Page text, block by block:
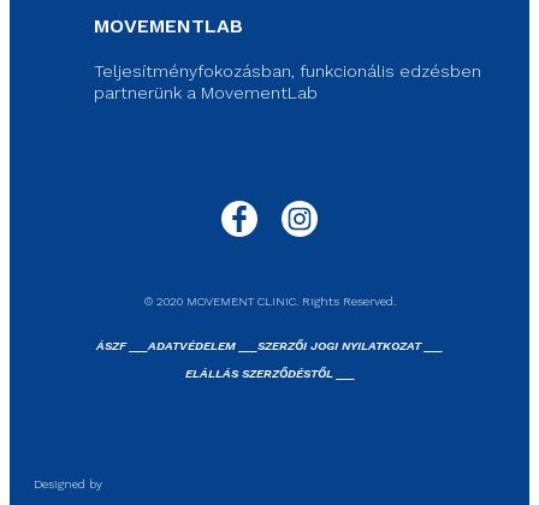
MOVEMENTLAB
Teljesítményfokozásban, funkcionális edzésben
partnerünk a MovementLab
© 2020 MOVEMENT CLINIC. Rights Reserved.
ÁSZF ___ ADATVÉDELEM ___ SZERZŐI JOGI NYILATKOZAT ___
ELÁLLÁS SZERZŐDÉSTŐL ___
Designed by